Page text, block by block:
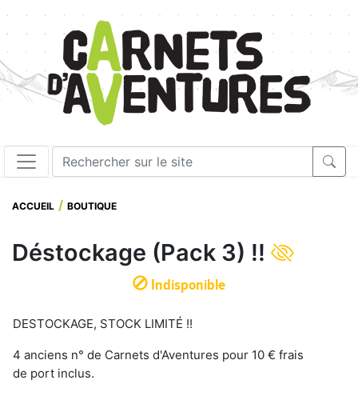
ACCUEIL BOUTIQUE
Déstockage (Pack 3) !!
Indisponible
DESTOCKAGE, STOCK LIMITÉ !!
4 anciens n° de Carnets d'Aventures pour 10 € frais
de port inclus.